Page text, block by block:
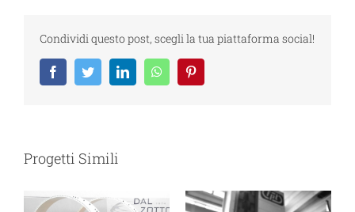
Condividi questo post, scegli la tua piattaforma social!
FacebookTwitterLinkedInWhatsApp
Progetti Simili